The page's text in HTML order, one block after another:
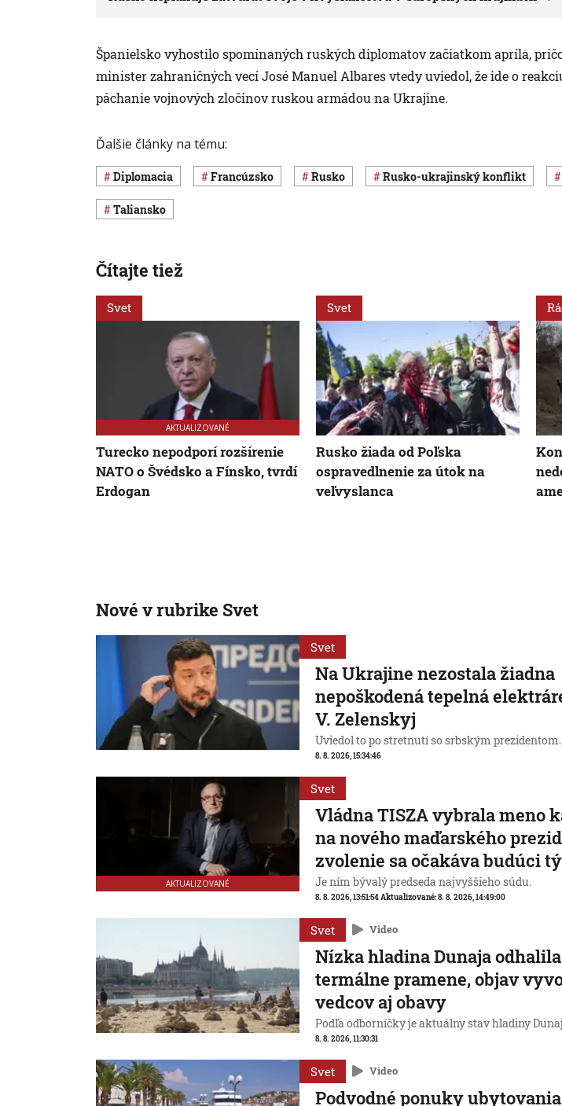
Španielsko vyhostilo spomínaných ruských diplomatov začiatkom apríla,
minister zahraničných vecí José Manuel Albares vtedy uviedol, že ide o
páchanie vojnových zločinov ruskou armádou na Ukrajine.
Ďalšie články na tému:
diplomacia Francúzsko Rusko rusko-ukrajinský konflikt
Taliansko
Čítajte tiež
Svet
AKTUALIZOVANÉ
Turecko nepodporí rozšírenie
NATO o Švédsko a Fínsko, tvrdí
Erdogan
Svet
Rusko žiada od Poľska
ospravedlnenie za útok na
veľvyslanca
Nové v rubrike Svet
Svet
Na Ukrajine nezostala žiadna
nepoškodená tepelná
V. Zelenskyj
Uviedol to po stretnutí so srbským prezidentom.
8. 8. 2026, 15:34:46
AKTUALIZOVANÉ
Svet
Vládna TISZA vybrala meno
na nového maďarského
zvolenie sa očakáva budúci
Je ním bývalý predseda najvyššieho súdu.
8. 8. 2026, 13:51:54Aktualizované:8. 8. 2026, 14:49:00
Svet Video
Nízka hladina Dunaja
termálne pramene, objav
vedcov aj obavy
Podľa odborníčky je aktuálny stav hladiny
8. 8. 2026, 11:30:31
Svet Video
Podvodné ponuky